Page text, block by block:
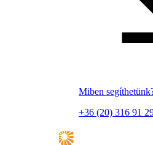
Miben
+36 (20) 316 91